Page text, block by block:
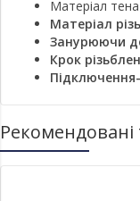
Матеріал
Матеріал
Занурюючи
Крок